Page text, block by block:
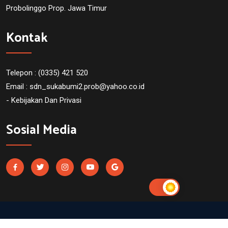
Probolinggo Prop. Jawa Timur
Kontak
Telepon : (0335) 421 520
Email : sdn_sukabumi2.prob@yahoo.co.id
- Kebijakan Dan Privasi
Sosial Media